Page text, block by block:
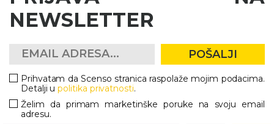
NEWSLETTER
POŠALJI
Prihvatam da Scenso stranica raspolaže mojim podacima.
Detalji upolitika privatnosti.
Želim da primam marketinške poruke na svoju email
adresu.